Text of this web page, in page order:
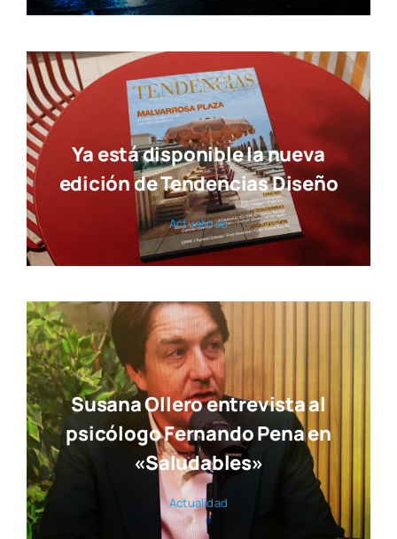
Actua­li­dad
Susana Ollero entrevista al
psicólogo Fernando Pena en
«Saludables»
Actua­li­dad